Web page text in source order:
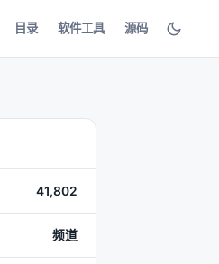
目录 软件工具 源码
41,802
频道